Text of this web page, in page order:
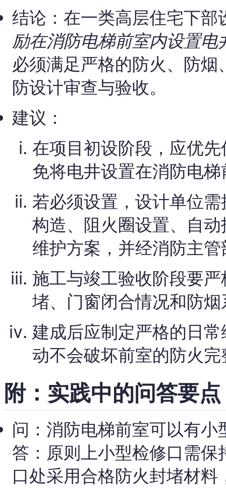
结论：在一类高层住宅下
励在消防电梯前室内设置电
必须满足严格的防火、防
防设计审查与验收。
建议：
在项目初设阶段，应优
免将电井设置在消防电
若必须设置，设计单位
构造、阻火圈设置、自
维护方案，并经消防主
施工与竣工验收阶段要
堵、门窗闭合情况和防
建成后应制定严格的日
动不会破坏前室的防火
附：实践中的问答要
问：消防电梯前室可以有小
答：原则上小型检修口需
口处采用合格防火封堵材